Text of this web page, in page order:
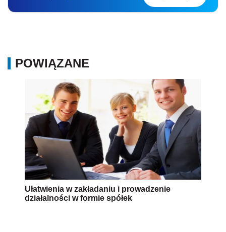
POWIĄZANE
Ułatwienia w zakładaniu i prowadzenie
działalności w formie spółek